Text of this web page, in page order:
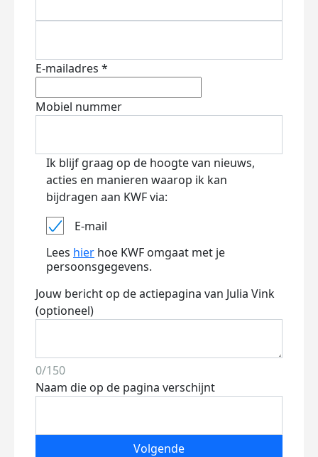
E-mailadres *
Mobiel nummer
Ik blijf graag op de hoogte van nieuws,
acties en manieren waarop ik kan
bijdragen aan KWF via:
E-mail
Lees hier hoe KWF omgaat met je
persoonsgegevens.
Jouw bericht op de actiepagina van Julia Vink
(optioneel)
0/150
Naam die op de pagina verschijnt
Volgende